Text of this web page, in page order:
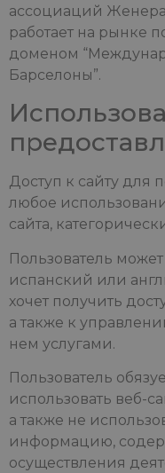
ассоциаций
работает на рынке
доменом
Барселоны”.
Доступ к сайту для
любое
сайта,
Пользователь
испанский или
хочет получить
а также к
нем услугами.
Пользователь
использовать веб-
а также не
информацию,
осуществления